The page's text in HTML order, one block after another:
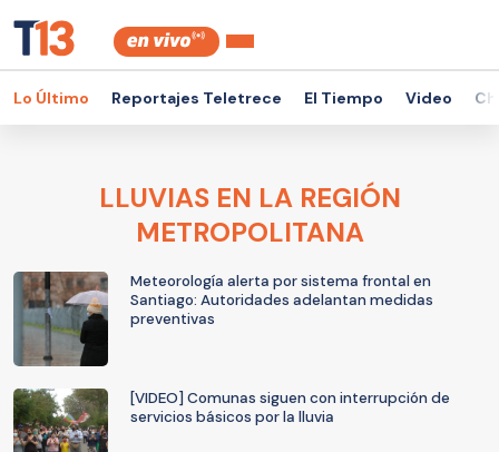
Lo Último Reportajes Teletrece El Tiempo Video
LLUVIAS EN LA REGIÓN
METROPOLITANA
Meteorología alerta por sistema frontal en
Santiago: Autoridades adelantan medidas
preventivas
[VIDEO] Comunas siguen con interrupción de
servicios básicos por la lluvia